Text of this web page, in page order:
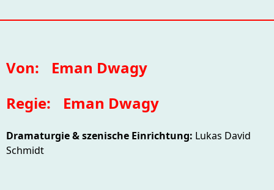
Von:
Eman Dwagy
Regie:
Eman Dwagy
Dramaturgie & szenische Einrichtung: Lukas David
Schmidt